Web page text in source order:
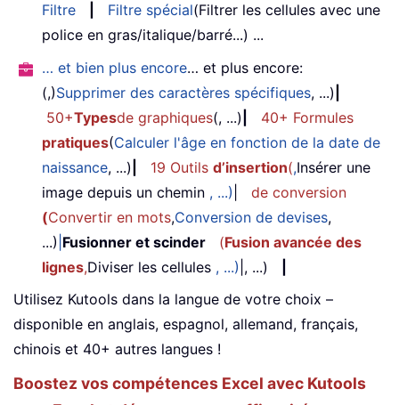
Filtre
Filtre spécial(Filtrer les cellules avec une
police en gras/italique/barré...) ...
… et bien plus encore… et plus encore:
(,)Supprimer des caractères spécifiques, ...)
50+Typesde graphiques(, ...)
40+ Formules
pratiques(Calculer l'âge en fonction de la date de
naissance, ...) 19 Outils d’insertion(,Insérer une
image depuis un chemin , ...)
de conversion
(Convertir en mots,Conversion de devises,
...) Fusionner et scinder (Fusion avancée des
lignes,Diviser les cellules , ...) |, ...)
Utilisez Kutools dans la langue de votre choix –
disponible en anglais, espagnol, allemand, français,
chinois et 40+ autres langues !
Boostez vos compétences Excel avec Kutools